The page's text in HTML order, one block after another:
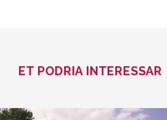
ET PODRIA INTERESSAR